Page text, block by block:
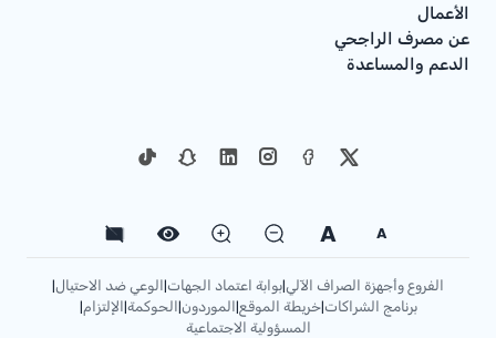
الأعمال
عن مصرف الراجحي
الدعم والمساعدة
A
A
الفروع وأجهزة الصراف الآلي|بوابة اعتماد الجهات|الوعي ضد الاحتيال|
برنامج الشراكات|خريطة الموقع|الموردون|الحوكمة|الإلتزام|
المسؤولية الاجتماعية